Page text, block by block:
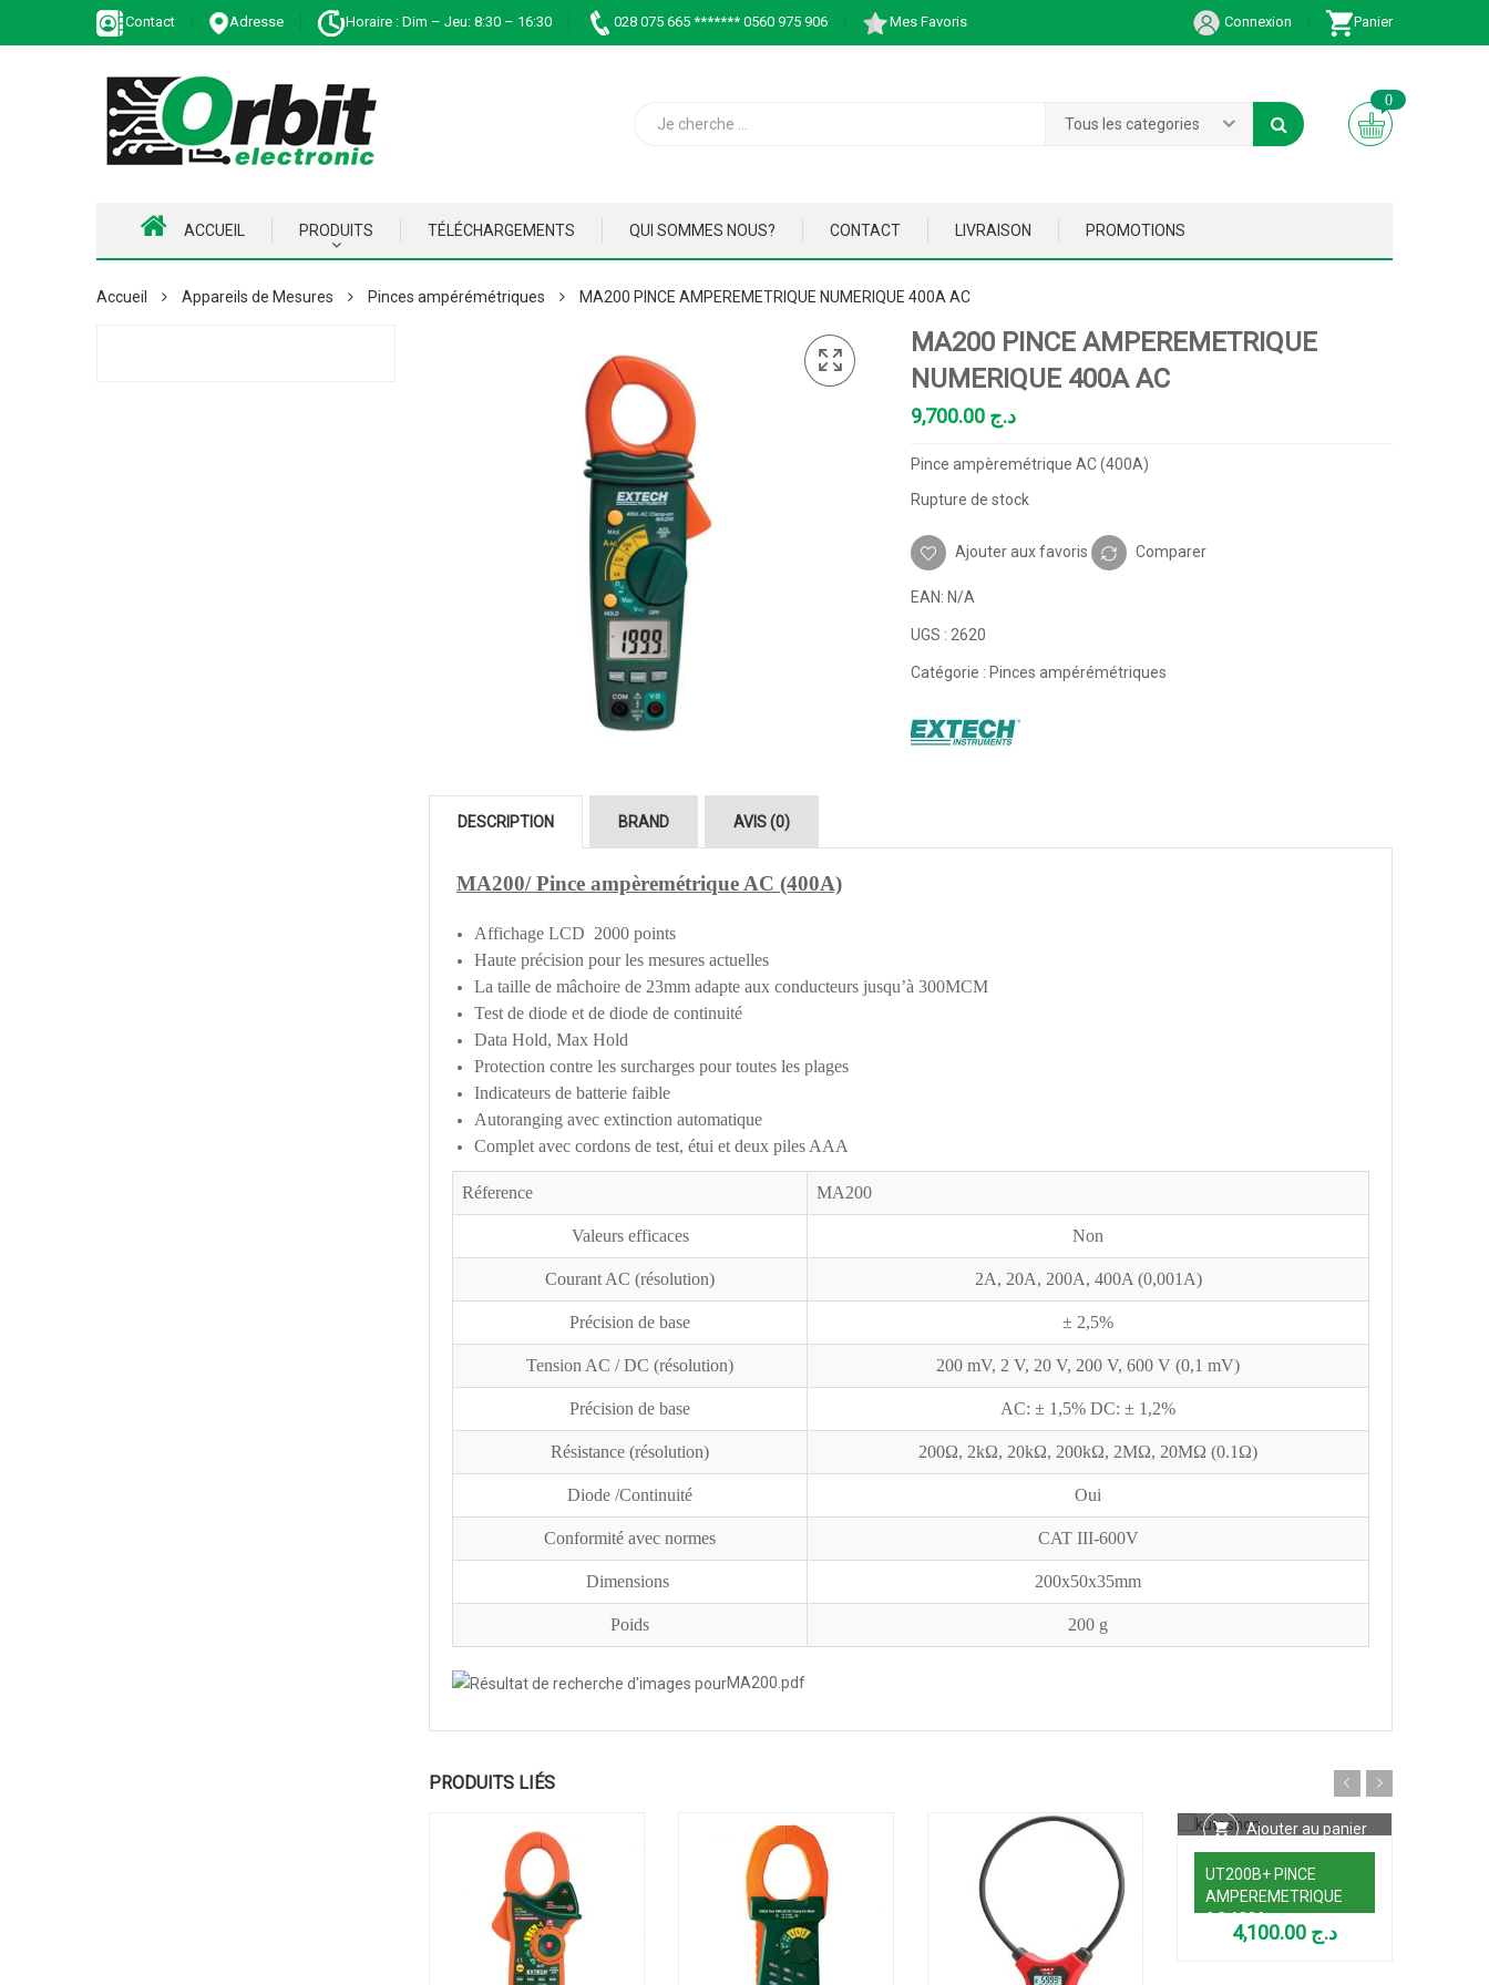
Contact Adresse Horaire : Dim – Jeu: 8:30 – 16:30 028 075 665 ******* 0560 975 906 Mes Favoris Connexion Panier
Tous les categories
0
ACCUEIL PRODUITS TÉLÉCHARGEMENTS QUI SOMMES NOUS? CONTACT LIVRAISON PROMOTIONS
Accueil Appareils de Mesures Pinces ampérémétriques MA200 PINCE AMPEREMETRIQUE NUMERIQUE 400A AC
MA200 PINCE AMPEREMETRIQUE
NUMERIQUE 400A AC
د.ج
Pince ampèremétrique AC (400A)
Rupture de stock
Ajouter aux favoris Comparer
EAN: N/A
UGS : 2620
Catégorie : Pinces ampérémétriques
DESCRIPTION BRAND AVIS (0)
MA200/ Pince ampèremétrique AC (400A)
Affichage LCD 2000 points
Haute précision pour les mesures actuelles
La taille de mâchoire de 23mm adapte aux conducteurs jusqu’à 300MCM
Test de diode et de diode de continuité
Data Hold, Max Hold
Protection contre les surcharges pour toutes les plages
Indicateurs de batterie faible
Autoranging avec extinction automatique
Complet avec cordons de test, étui et deux piles AAA
Réference MA200
Valeurs efficaces Non
Courant AC (résolution) 2A, 20A, 200A, 400A (0,001A)
Précision de base ± 2,5%
Tension AC / DC (résolution) 200 mV, 2 V, 20 V, 200 V, 600 V (0,1 mV)
Précision de base AC: ± 1,5% DC: ± 1,2%
Résistance (résolution) 200Ω, 2kΩ, 20kΩ, 200kΩ, 2MΩ, 20MΩ (0.1Ω)
Diode /Continuité Oui
Conformité avec normes CAT III-600V
Dimensions 200x50x35mm
Poids 200 g
MA200.pdf
PRODUITS LIÉS
Ajouter au panier
UT200B+ PINCE
AMPEREMETRIQUE
AC 600A
د.ج